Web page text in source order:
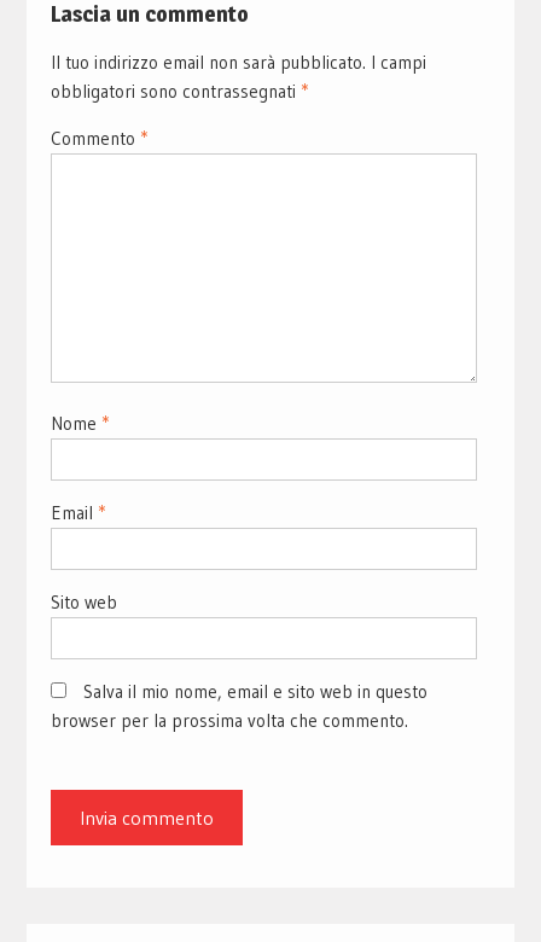
Lascia un commento
Il tuo indirizzo email non sarà pubblicato. I campi
obbligatori sono contrassegnati *
Commento *
Nome *
Email *
Sito web
Salva il mio nome, email e sito web in questo
browser per la prossima volta che commento.